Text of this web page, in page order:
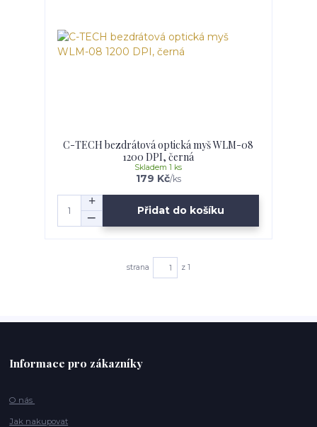
C-TECH bezdrátová optická myš WLM-08
1200 DPI, černá
179 Kč/ks
Skladem 1 ks
Přidat do košíku
strana z 1
Informace pro zákazníky
O nás
Jak nakupovat